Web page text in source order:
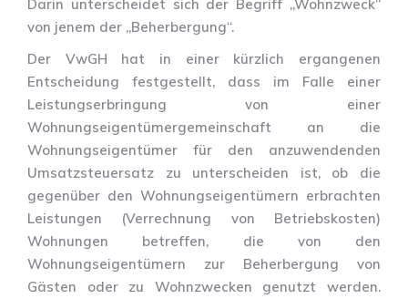
Darin unterscheidet sich der Begriff „Wohnzweck“
von jenem der „Beherbergung“.
Der VwGH hat in einer kürzlich ergangenen
Entscheidung festgestellt, dass im Falle einer
Leistungserbringung von einer
Wohnungseigentümergemeinschaft an die
Wohnungseigentümer für den anzuwendenden
Umsatzsteuersatz zu unterscheiden ist, ob die
gegenüber den Wohnungseigentümern erbrachten
Leistungen (Verrechnung von Betriebskosten)
Wohnungen betreffen, die von den
Wohnungseigentümern zur Beherbergung von
Gästen oder zu Wohnzwecken genutzt werden.